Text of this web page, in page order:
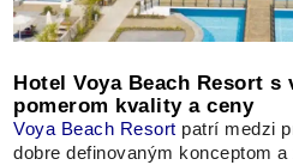
Hotel Voya Beach Resort
pomerom kvality a ceny
Voya Beach Resort patrí medzi
dobre definovaným konceptom